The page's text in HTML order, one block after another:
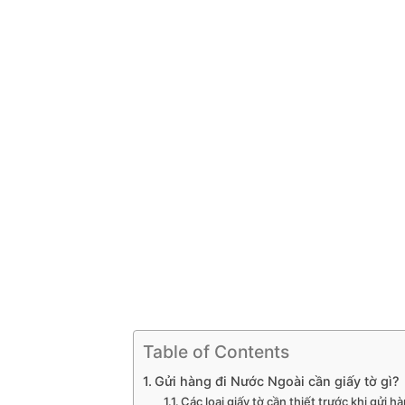
Table of Contents
Gửi hàng đi Nước Ngoài cần giấy tờ gì?
Các loại giấy tờ cần thiết trước khi gửi